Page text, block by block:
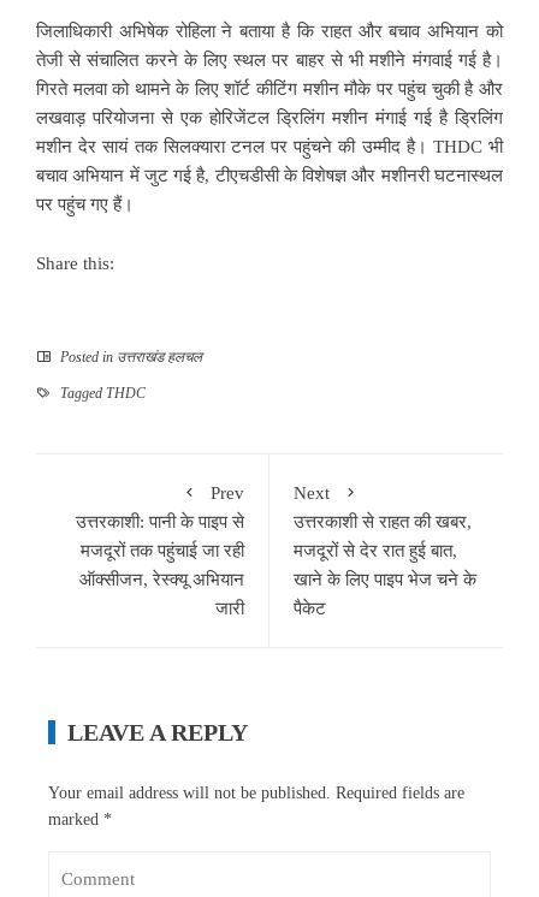
जिलाधिकारी अभिषेक रोहिला ने बताया है कि राहत और बचाव अभियान को
तेजी से संचालित करने के लिए स्थल पर बाहर से भी मशीने मंगवाई गई है।
गिरते मलवा को थामने के लिए शॉर्ट कीटिंग मशीन मौके पर पहुंच चुकी है और
लखवाड़ परियोजना से एक होरिजेंटल ड्रिलिंग मशीन मंगाई गई है ड्रिलिंग
मशीन देर सायं तक सिलक्यारा टनल पर पहुंचने की उम्मीद है। THDC भी
बचाव अभियान में जुट गई है, टीएचडीसी के विशेषज्ञ और मशीनरी घटनास्थल
पर पहुंच गए हैं।
Share this:
Posted in उत्तराखंड हलचल
Tagged THDC
Prev
उत्तरकाशी: पानी के पाइप से
मजदूरों तक पहुंचाई जा रही
ऑक्सीजन, रेस्क्यू अभियान
जारी
Next
उत्तरकाशी से राहत की खबर,
मजदूरों से देर रात हुई बात,
खाने के लिए पाइप भेज चने के
पैकेट
LEAVE A REPLY
Your email address will not be published. Required fields are
marked *